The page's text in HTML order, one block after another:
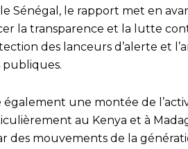
Sénégal, le rapport met en
la transparence et la lutte
des lanceurs d’alerte et
également une montée de
au Kenya et à
des mouvements de la